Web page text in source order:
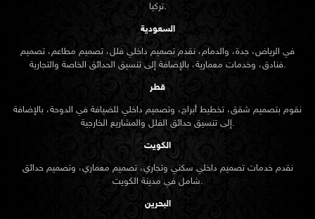
تركيا.
السعودية
في الرياض، جدة، والدمام، نقدم تصميم داخلي فلل، تصميم مطاعم، تصميم
فنادق، وخدمات معمارية، بالإضافة إلى تنسيق الحدائق الخاصة والتجارية.
قطر
نقوم بتصميم شقق، تخطيط أبراج، وتصميم داخلي للضيافة في الدوحة، بالإضافة
إلى تنسيق حدائق الفلل والمشاريع الخارجية.
الكويت
نقدم خدمات تصميم داخلي سكني وتجاري، تصميم معماري، وتصميم حدائق
شامل في مدينة الكويت.
البحرين